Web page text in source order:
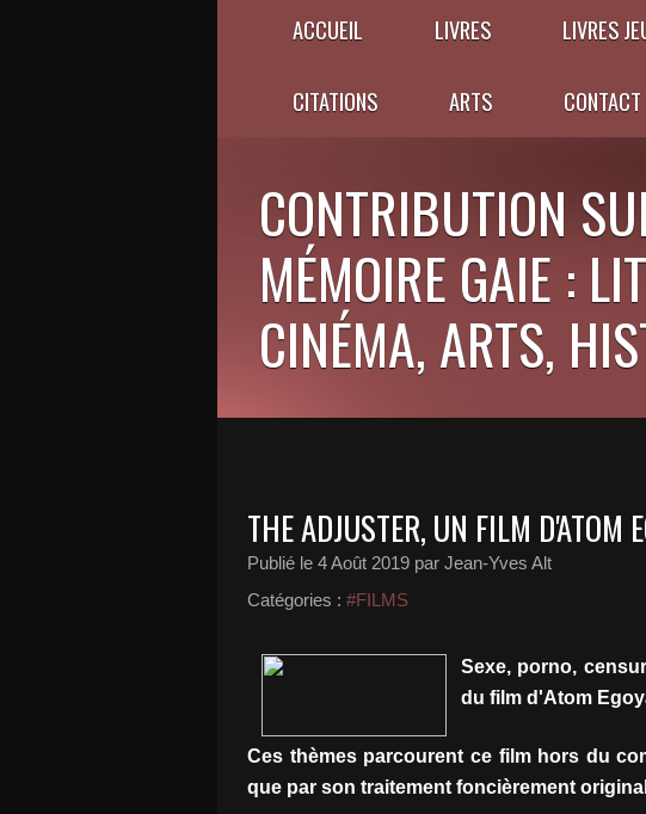
ACCUEIL LIVRES LIVRES
CITATIONS ARTS CONTACT
CONTRIBUTION
MÉMOIRE GAIE :
CINÉMA, ARTS,
THE ADJUSTER, UN FILM D'ATOM
Publié le 4 Août 2019 par Jean-Yves Alt
Catégories : #FILMS
Sexe, porno,
du film d'Atom
Ces thèmes parcourent ce film hors du
que par son traitement foncièrement